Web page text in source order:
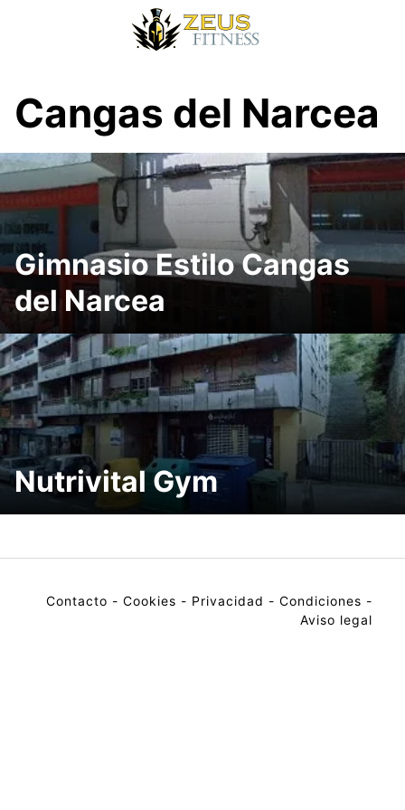
Cangas del Narcea
Gimnasio Estilo Cangas
del Narcea
Nutrivital Gym
Contacto - Cookies - Privacidad - Condiciones -
Aviso legal